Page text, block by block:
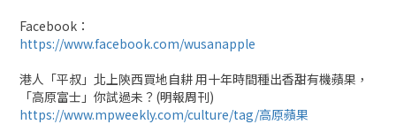
Facebook：
https://www.facebook.com/wusanapple
港人「平叔」北上陝西買地自耕 用十年時間種出香甜有機蘋果，
「高原富士」你試過未？(明報周刊)
https://www.mpweekly.com/culture/tag/高原蘋果